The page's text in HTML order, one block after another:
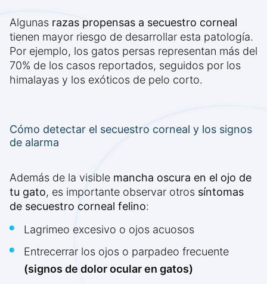
Algunas razas propensas a secuestro corneal
tienen mayor riesgo de desarrollar esta patología.
Por ejemplo, los gatos persas representan más del
70% de los casos reportados, seguidos por los
himalayas y los exóticos de pelo corto.
Cómo detectar el secuestro corneal y los signos
de alarma
Además de la visible mancha oscura en el ojo de
tu gato, es importante observar otros síntomas
de secuestro corneal felino:
Lagrimeo excesivo o ojos acuosos
Entrecerrar los ojos o parpadeo frecuente
(signos de dolor ocular en gatos)